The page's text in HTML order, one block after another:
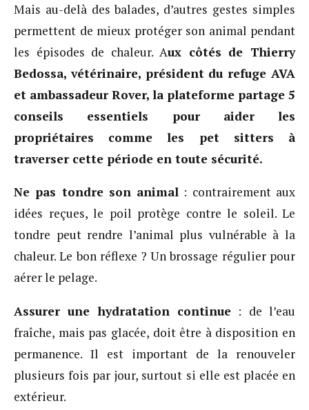
Mais au-delà des balades, d’autres gestes simples
permettent de mieux protéger son animal pendant
les épisodes de chaleur. Aux côtés de Thierry
Bedossa, vétérinaire, président du refuge AVA
et ambassadeur Rover, la plateforme partage 5
conseils essentiels pour aider les
propriétaires comme les pet sitters à
traverser cette période en toute sécurité.
Ne pas tondre son animal : contrairement aux
idées reçues, le poil protège contre le soleil. Le
tondre peut rendre l’animal plus vulnérable à la
chaleur. Le bon réflexe ? Un brossage régulier pour
aérer le pelage.
Assurer une hydratation continue : de l’eau
fraîche, mais pas glacée, doit être à disposition en
permanence. Il est important de la renouveler
plusieurs fois par jour, surtout si elle est placée en
extérieur.